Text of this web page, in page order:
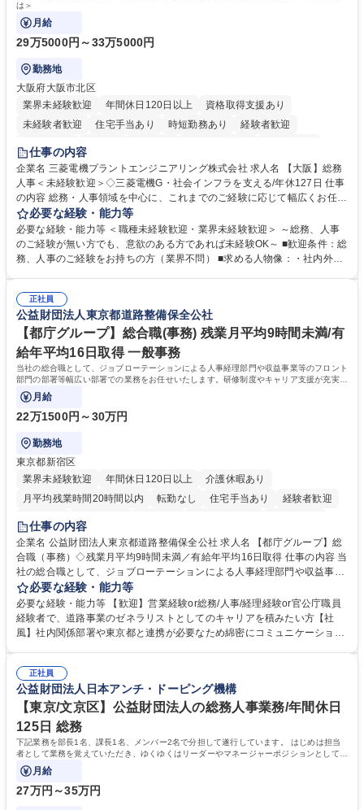
は＞
月給
29万5000円～33万5000円
勤務地
大阪府大阪市北区
業界未経験歓迎
年間休日120日以上
資格取得支援あり
未経験者歓迎
住宅手当あり 時短勤務あり
経験者歓迎
退職金あり
駅近5分以内
土日祝休み 服装自由 寮・社宅あり 食事補助あり
仕事の内容
企業名 三菱電機プラントエンジニアリング株式会社 求人名 【大阪】総務
人事＜未経験歓迎＞◇三菱電機G・社会インフラを支える/年休127日 仕事
の内容 総務・人事領域を中心に、これまでのご経験に応じて幅広くお任せ
します。 ＜具体的には＞ ・総務/人事労務（給与・社保・勤怠管理など）
・採用・教育研修 ・福利厚生運用 など ※基本的には事務所勤務ですが、
採用や教育等の業務内容により、関西圏以外への日帰り・宿泊を伴う国内
出張もございます。 ※担当業務を持ちつつ、お互いに助け合いながら、総
必要な経験・能力等
必要な経験・能力等 ＜職種未経験歓迎・業界未経験歓迎＞ ～総務、人事
のご経験が無い方でも、意欲のある方であれば未経験OK～ ■歓迎条件：総
務、人事のご経験をお持ちの方（業界不問） ■求める人物像：・社内外の
正社員
公益財団法人東京都道路整備保全公社
【都庁グループ】総合職(事務) 残業月平均9時間未満/有
給年平均16日取得 一般事務
当社の総合職として、ジョブローテーションによる人事経理部門や収益事業等のフロント
部門の部署等幅広い部署での業務をお任せいたします。研修制度やキャリア支援が充実し
ております！ ※下記業務詳細
月給
22万1500円～30万円
勤務地
東京都新宿区
業界未経験歓迎
年間休日120日以上
介護休暇あり
月平均残業時間20時間以内
転勤なし 住宅手当あり
経験者歓迎
研修あり
退職金あり
駅近5分以内
資格取得手当あり 食事補助あり
仕事の内容
企業名 公益財団法人東京都道路整備保全公社 求人名 【都庁グループ】総
合職（事務）◇残業月平均9時間未満／有給年平均16日取得 仕事の内容 当
社の総合職として、ジョブローテーションによる人事経理部門や収益事業
等のフロント部門の部署等幅広い部署での業務をお任せいたします。研修
制度やキャリア支援が充実しております！ ※下記業務詳細 【業務詳細】■
管理部門：広報、人事、経理など当公社の運営に係る管理業務 ■収益部
門：駐車場の新規開拓、管理運営、新宿駅西口広場の「イベントコーナ
道路施設や道路工事現場の見学ツアー事業 ※入社後は上記いずれかの部門
へ配属。※業務内容変更の範囲：会社の定める業務 募集職種 【都庁グル
ープ】総合職（事務）◇残業月平均9時間未満／有給年平均16日取得
必要な経験・能力等
必要な経験・能力等 【歓迎】営業経験or総務/人事/経理経験or官公庁職員
経験者で、道路事業のゼネラリストとしてのキャリアを積みたい方【社
風】社内関係部署や東京都と連携が必要なため綿密にコミュニケーション
部門など多岐に渡る業務を経験できます。 ■様々なプロジェクト：駐車場
事業の他、新宿駅西口広場内に設置された照明を兼ねた広告「ブライトサ
イン」の管理運営を行うなど、事業収益を生み出す活動を積極的に行って
います。 学歴・資格 学歴：大学院 大学 高専 短大 専修学校 高校 語学力：
資格：
正社員
公益財団法人日本アンチ・ドーピング機構
【東京/文京区】公益財団法人の総務人事業務/年間休日
125日 総務
下記業務を部長1名、課長1名、メンバー2名で分担して遂行しています。 はじめは担当
者として業務を覚えていただき、ゆくゆくはリーダーやマネージャーポジションとして活
躍いただくことを期待しています。
月給
27万円～35万円